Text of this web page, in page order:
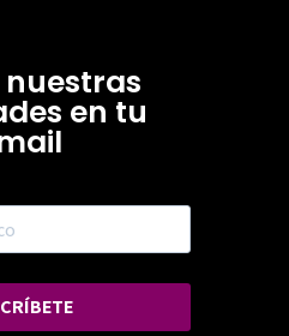
nuestras
en tu